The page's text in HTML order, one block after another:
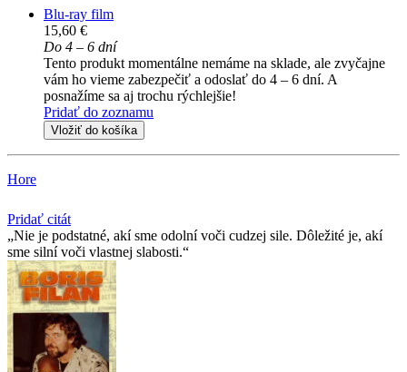
Blu-ray film
15,60 €
Do 4 – 6 dní
Tento produkt momentálne nemáme na sklade, ale zvyčajne
vám ho vieme zabezpečiť a odoslať do 4 – 6 dní. A
posnažíme sa aj trochu rýchlejšie!
Pridať do zoznamu
Vložiť do košíka
Hore
Pridať citát
Nie je podstatné, akí sme odolní voči cudzej sile. Dôležité je, akí
sme silní voči vlastnej slabosti.